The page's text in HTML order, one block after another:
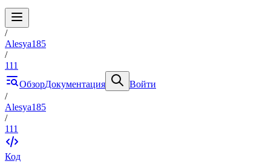
/
Alesya185
/
111
ОбзорДокументация
Войти
/
Alesya185
/
111
Код